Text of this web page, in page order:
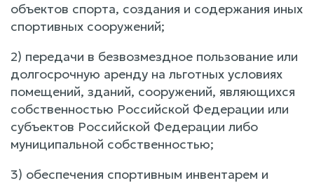
объектов спорта, создания и содержания иных
спортивных сооружений;
2) передачи в безвозмездное пользование или
долгосрочную аренду на льготных условиях
помещений, зданий, сооружений, являющихся
собственностью Российской Федерации или
субъектов Российской Федерации либо
муниципальной собственностью;
3) обеспечения спортивным инвентарем и